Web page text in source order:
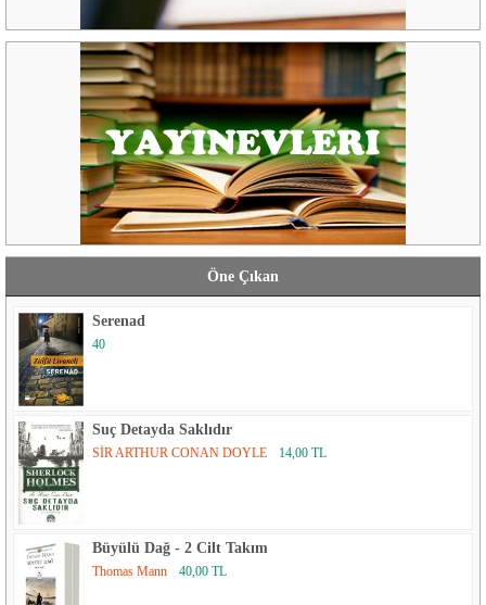
Öne Çıkan
Serenad
40
Suç Detayda Saklıdır
SİR ARTHUR CONAN DOYLE 14,00 TL
Büyülü Dağ - 2 Cilt Takım
Thomas Mann 40,00 TL